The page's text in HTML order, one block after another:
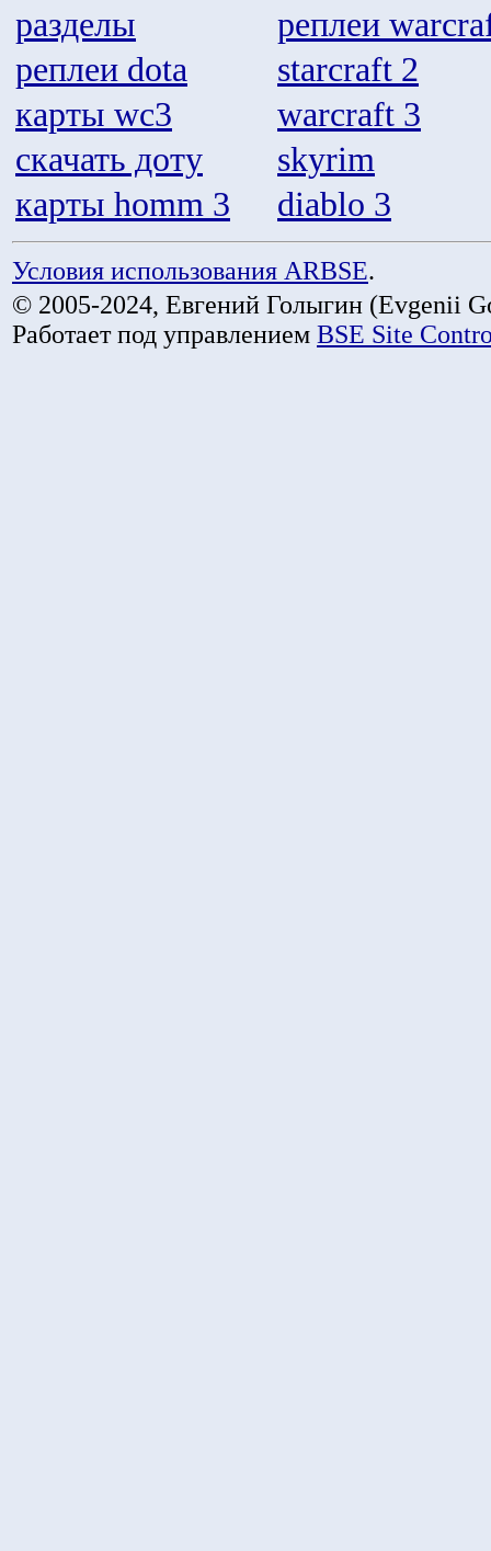
разделы
реплеи
реплеи dota
starcraft 2
карты wc3
warcraft 3
скачать доту
skyrim
карты homm 3
diablo 3
Условия использования ARBSE.
© 2005-2024, Евгений Голыгин (Evgenii
Работает под управлением BSE Site